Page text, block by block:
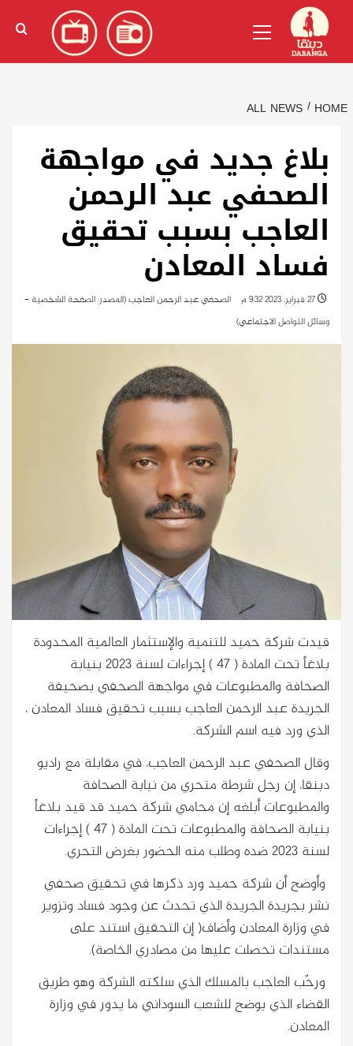
content
الإنجليزية)
Menu
HOME
ALL NEWS
بلاغ جديد في مواجهة
الصحفي عبد الرحمن
العاجب بسبب تحقيق
فساد المعادن
الصحفي عبد الرحمن العاجب (المصدر: الصفحة الشخصية -
وسائل التواصل الاجتماعي)
قيدت شركة حميد للتنمية والإستثمار العالمية المحدودة
بلاغاً تحت المادة ( 47 ) إجراءات لسنة 2023 بنيابة
الصحافة والمطبوعات في مواجهة الصحفي بصحيفة
الجريدة عبد الرحمن العاجب بسبب تحقيق فساد المعادن ،
الذي ورد فيه اسم الشركة.
وقال الصحفي عبد الرحمن العاجب، في مقابلة مع راديو
دبنقا، إن رجل شرطة متحري من نيابة الصحافة
والمطبوعات أبلغه إن محامي شركة حميد قد قيد بلاغاً
بنيابة الصحافة والمطبوعات تحت المادة ( 47 ) إجراءات
لسنة 2023 ضده وطلب منه الحضور بغرض التحري.
وأوضح أن شركة حميد ورد ذكرها في تحقيق صحفي
نشر بجريدة الجريدة الذي تحدث عن وجود فساد وتزوير
في وزارة المعادن وأضاف( إن التحقيق استند على
مستندات تحصلت عليها من مصادري الخاصة).
ورحّب العاجب بالمسلك الذي سلكته الشركة وهو طريق
القضاء الذي يوضح للشعب السوداني ما يدور في وزارة
المعادن.